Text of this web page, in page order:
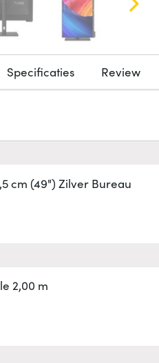
Specificaties Review
cm (49") Zilver Bureau
2,00 m